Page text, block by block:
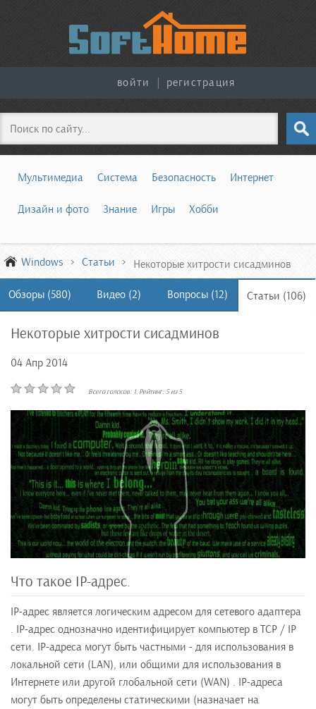
войти регистрация
Поиск
Мультимедиа Система Безопасность Интернет
Дизайн и фото Знание Игры Хобби
Windows Статьи Некоторые хитрости сисадминов
Обзоры (580) Видео (2) Вопросы (12) Статьи (106)
Некоторые хитрости сисадминов
04 Апр 2014
Всего голосов: 1. Рейтинг:5из5
Что такое IP-адрес.
IP-адрес является логическим адресом для сетевого адаптера
. IP-адрес однозначно идентифицирует компьютер в TCP / IP
сети. IP-адреса могут быть частными - для использования в
локальной сети (LAN), или общими для использования в
Интернете или другой глобальной сети (WAN) . IP-адреса
могут быть определены статическими (назначает на